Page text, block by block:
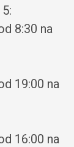
8:30 na
19:00 na
16:00 na